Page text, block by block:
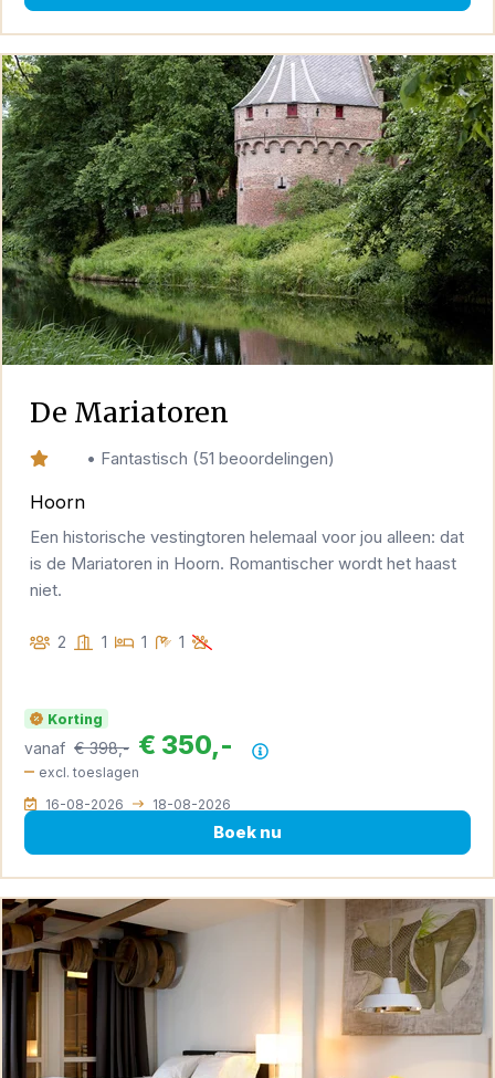
De Mariatoren
• Fantastisch (51 beoordelingen)
Hoorn
Een historische vestingtoren helemaal voor jou alleen: dat
is de Mariatoren in Hoorn. Romantischer wordt het haast
niet.
2 1 1 1
Korting
vanaf € 398,- € 350,-
excl. toeslagen
16-08-2026
18-08-2026
Boek nu